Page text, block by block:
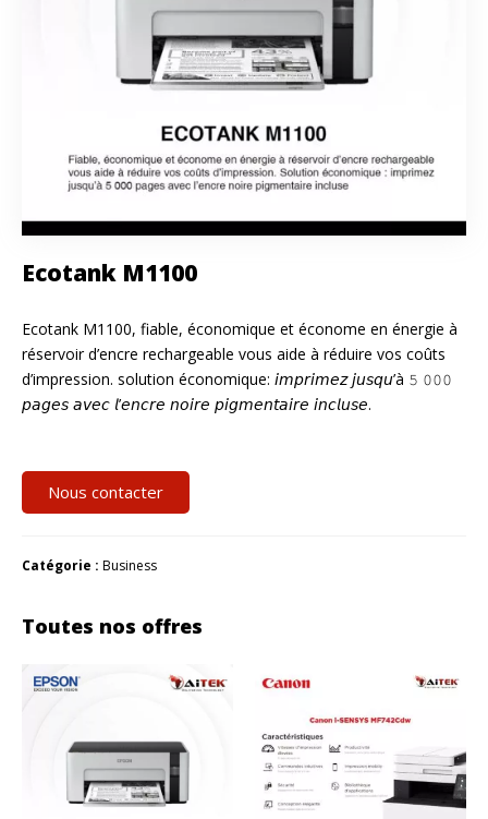
Ecotank M1100
Ecotank M1100, fiable, économique et économe en énergie à
réservoir d’encre rechargeable vous aide à réduire vos coûts
d’impression. solution économique: 𝘪𝘮𝘱𝘳𝘪𝘮𝘦𝘻 𝘫𝘶𝘴𝘲𝘶’à 𝟻 𝟶𝟶𝟶
𝘱𝘢𝘨𝘦𝘴 𝘢𝘷𝘦𝘤 𝘭’𝘦𝘯𝘤𝘳𝘦 𝘯𝘰𝘪𝘳𝘦 𝘱𝘪𝘨𝘮𝘦𝘯𝘵𝘢𝘪𝘳𝘦 𝘪𝘯𝘤𝘭𝘶𝘴𝘦.
Nous contacter
Catégorie : Business
Toutes nos offres